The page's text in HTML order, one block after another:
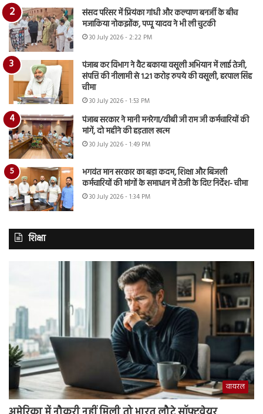
संसद परिसर में प्रियंका गांधी और कल्याण बनर्जी के बीच
मजाकिया नोकझोंक, पप्पू यादव ने भी ली चुटकी
30 July 2026 - 2:22 PM
पंजाब कर विभाग ने वैट बकाया वसूली अभियान में लाई तेजी,
संपत्ति की नीलामी से 1.21 करोड़ रुपये की वसूली, हरपाल सिंह
चीमा
30 July 2026 - 1:53 PM
पंजाब सरकार ने मानी मनरेगा/वीबी जी राम जी कर्मचारियों की
मांगें, दो महीने की हड़ताल खत्म
30 July 2026 - 1:49 PM
भगवंत मान सरकार का बड़ा कदम, शिक्षा और बिजली
कर्मचारियों की मांगों के समाधान में तेजी के दिए निर्देश- चीमा
30 July 2026 - 1:34 PM
शिक्षा
वायरल